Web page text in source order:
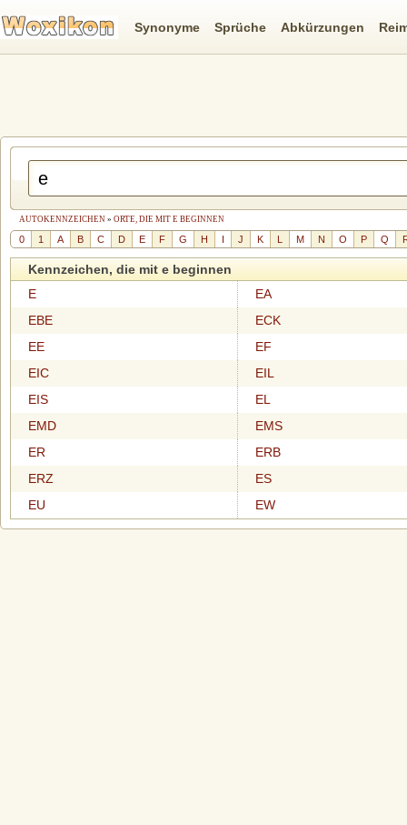
AUTOKENNZEICHEN » ORTE, DIE MIT E BEGINNEN
0 1 A B C D E F G H I J K L M N O P Q
Kennzeichen, die mit e beginnen
E
EA
EBE
ECK
EE
EF
EIC
EIL
EIS
EL
EMD
EMS
ER
ERB
ERZ
ES
EU
EW
Synonyme Sprüche Abkürzungen